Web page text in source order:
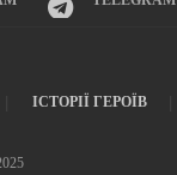
ІСТОРІЇ ГЕРОЇВ